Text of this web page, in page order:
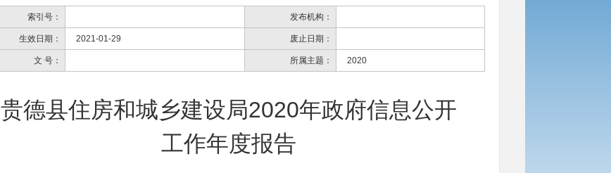
索引号： 发布机构：
生效日期： 2021-01-29 废止日期：
文 号： 所属主题： 2020
贵德县住房和城乡建设局2020年政府信息公开
工作年度报告